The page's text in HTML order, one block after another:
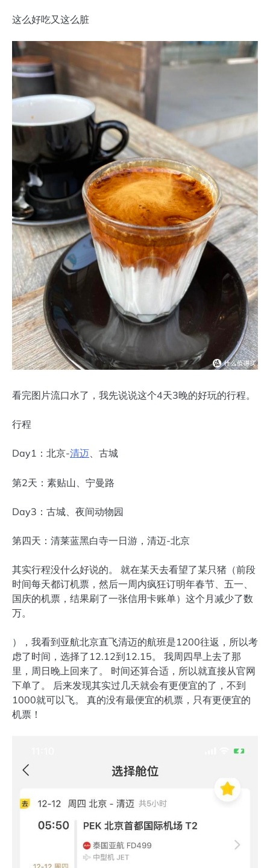
这么好吃又这么脏
看完图片流口水了，我先说说这个4天3晚的好玩的行程。
行程
Day1：北京-清迈、古城
第2天：素贴山、宁曼路
Day3：古城、夜间动物园
第四天：清莱蓝黑白寺一日游，清迈-北京
其实行程没什么好说的。 就在某天去看望了某只猪（前段
时间每天都订机票，然后一周内疯狂订明年春节、五一、
国庆的机票，结果刷了一张信用卡账单）这个月减少了数
万。
），我看到亚航北京直飞清迈的航班是1200往返，所以考
虑了时间，选择了12.12到12.15。 我周四早上去了那
里，周日晚上回来了。 时间还算合适，所以就直接从官网
下单了。 后来发现其实过几天就会有更便宜的了，不到
1000就可以飞。 真的没有最便宜的机票，只有更便宜的
机票！